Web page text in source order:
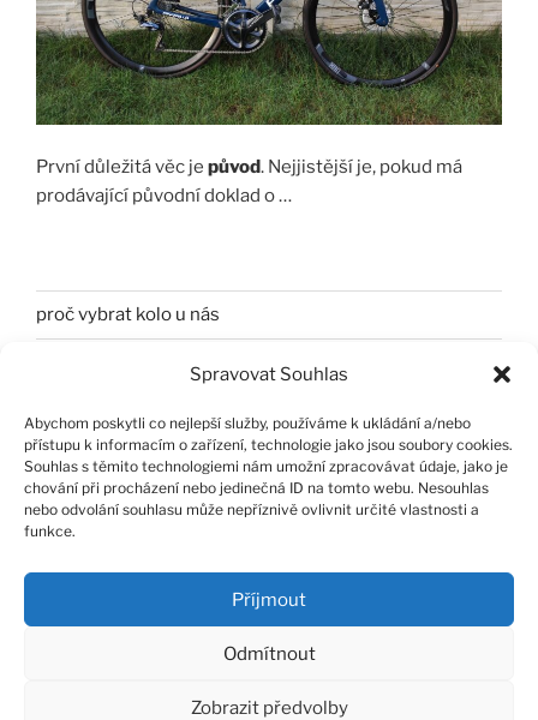
Spravovat Souhlas
Abychom poskytli co nejlepší služby, používáme k ukládání a/nebo
přístupu k informacím o zařízení, technologie jako jsou soubory cookies.
Souhlas s těmito technologiemi nám umožní zpracovávat údaje, jako je
chování při procházení nebo jedinečná ID na tomto webu. Nesouhlas
nebo odvolání souhlasu může nepříznivě ovlivnit určité vlastnosti a
funkce.
Příjmout
Odmítnout
Zobrazit předvolby
První důležitá věc je původ. Nejjistější je, pokud má
prodávající původní doklad o …
proč vybrat kolo u nás
Gravel vs Silnice – porovnání
Jak dobře vybrat jeté kolo.
FacebookInstagram
E-
mail
Ochrana
osobních
Ochrana osobních údajů
Používáme WordPress (v